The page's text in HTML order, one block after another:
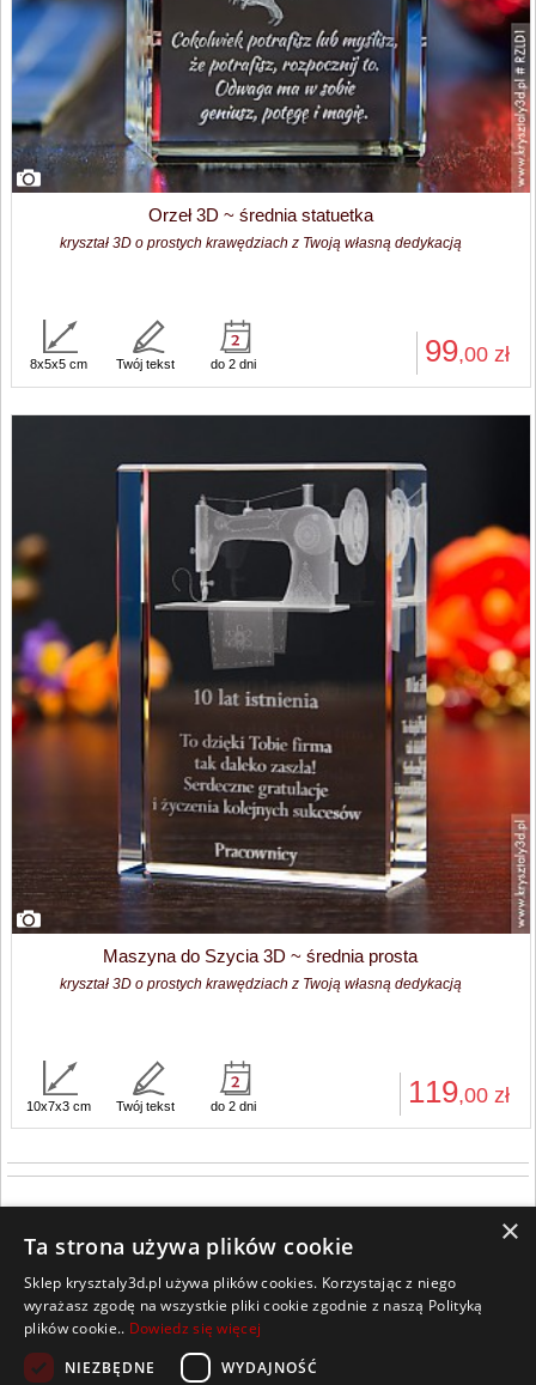
Orzeł 3D ~ średnia statuetka
kryształ 3D o prostych krawędziach z Twoją własną dedykacją
99,00 zł
8x5x5 cm Twój tekst do 2 dni
Maszyna do Szycia 3D ~ średnia prosta
kryształ 3D o prostych krawędziach z Twoją własną dedykacją
119,00 zł
10x7x3 cm Twój tekst do 2 dni
Wszelkie prawa zastrzeżone
Kontakt Współpraca Regulamin
Pomoc Strona główna
×
Ta strona używa plików cookie
Sklep krysztaly3d.pl używa plików cookies. Korzystając z niego
wyrażasz zgodę na wszystkie pliki cookie zgodnie z naszą Polityką
plików cookie.. Dowiedz się więcej
NIEZBĘDNE
WYDAJNOŚĆ